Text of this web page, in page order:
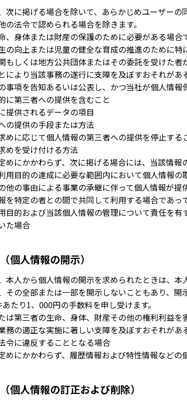
次に掲げる場合を除いて、あらかじめユーザー
の法令で認められる場合を除きます。
、身体または財産の保護のために必要がある場
の向上または児童の健全な育成の推進のために
もしくは地方公共団体またはその委託を受けた
により当該事務の遂行に支障を及ぼすおそれがあ
事項を告知あるいは公表し、かつ当社が個人情報
に第三者への提供を含むこと
提供されるデータの項目
の提供の手段または方法
めに応じて個人情報の第三者への提供を停止する
めを受け付ける方法
めにかかわらず、次に掲げる場合には、当該情報
用目的の達成に必要な範囲内において個人情報
他の事由による事業の承継に伴って個人情報が提
を特定の者との間で共同して利用する場合であ
目的および当該個人情報の管理について責任を
た場合
個人情報の開示）
本人から個人情報の開示を求められたときは、
その全部または一部を開示しないこともあり、
たり1、000円の手数料を申し受けます。
は第三者の生命、身体、財産その他の権利利益を
務の適正な実施に著しい支障を及ぼすおそれがあ
令に違反することとなる場合
めにかかわらず、履歴情報および特性情報などの
個人情報の訂正および削除）